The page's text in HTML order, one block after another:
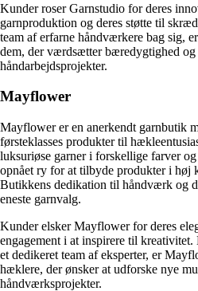
Kunder roser Garnstudio for deres
garnproduktion og deres støtte til
team af erfarne håndværkere bag sig,
dem, der værdsætter bæredygtighed og
håndarbejdsprojekter.
Mayflower
Mayflower er en anerkendt garnbutik
førsteklasses produkter til
luksuriøse garner i forskellige farver
opnået ry for at tilbyde produkter i høj
Butikkens dedikation til håndværk og
eneste garnvalg.
Kunder elsker Mayflower for deres
engagement i at inspirere til
et dedikeret team af eksperter, er
hæklere, der ønsker at udforske nye
håndværksprojekter.